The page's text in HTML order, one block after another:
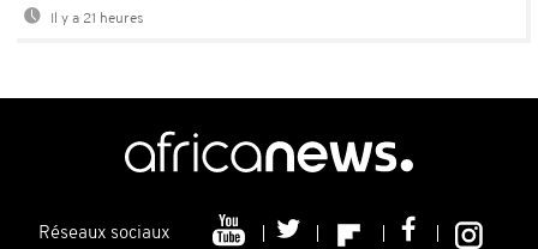
Il y a 21 heures
Réseaux sociaux